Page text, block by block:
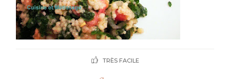
TRÈS FACILE